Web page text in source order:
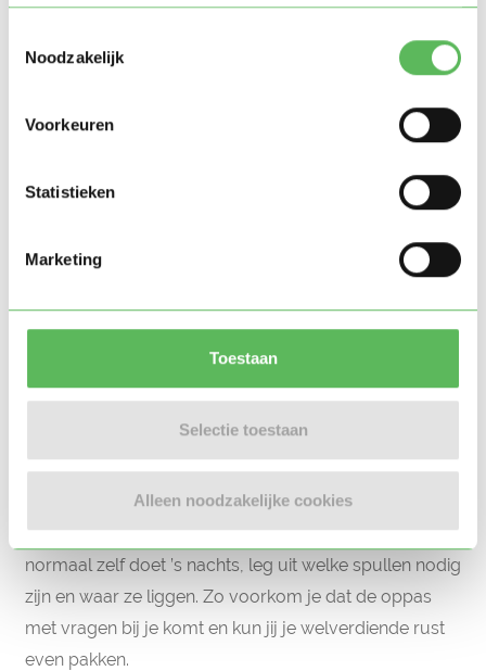
Noodzakelijk
Voorkeuren
Statistieken
Marketing
Toestaan
Selectie toestaan
Alleen noodzakelijke cookies
Het selecteren van een nachtoppas gaat eigenlijk
hetzelfde als bij een gewone oppas. Het is vooral
belangrijk dat je je fijn voelt bij de oppas en dat je dus
Soms is het wel belangrijk dat de oppas bepaalde
vaardigheden bezit, zeker als er opgepast wordt op
een baby. Een luier verschonen is natuurlijk wel iets
wat je moet kunnen. Kies daarom bij voorkeur iemand
die al een beetje ervaring heeft met kleine kinderen.
Natuurlijk kun je dingen ook uitleggen voordat de
oppas begint met oppassen.
Ga daarom voor het eerste oppasmoment even zitten
met de oppas en loop de nacht door. Vertel wat je
normaal zelf doet ’s nachts, leg uit welke spullen nodig
zijn en waar ze liggen. Zo voorkom je dat de oppas
met vragen bij je komt en kun jij je welverdiende rust
even pakken.